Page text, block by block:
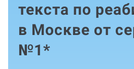
текста по
в Москве от
№1*